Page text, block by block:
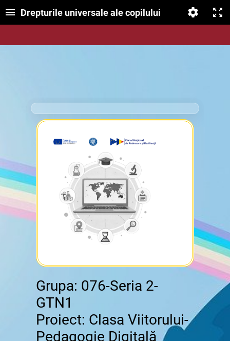
Drepturile universale ale copilului
Grupa: 076-Seria 2-
GTN1
Proiect: Clasa Viitorului-
Pedagogie Digitală